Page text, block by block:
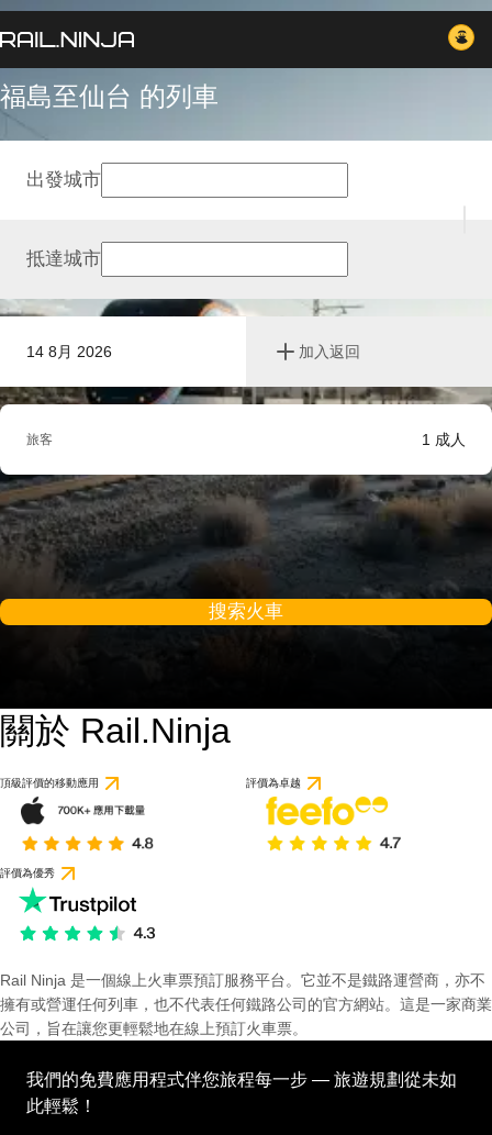
福島至仙台 的列車
14 8月 2026 加入返回
出發城市
抵達城市
旅客 1 成人
搜索火車
關於 Rail.Ninja
頂級評價的移動應用 評價為卓越
評價為優秀
Rail Ninja 是一個線上火車票預訂服務平台。它並不是鐵路運營商，亦不
擁有或營運任何列車，也不代表任何鐵路公司的官方網站。這是一家商業
公司，旨在讓您更輕鬆地在線上預訂火車票。
我們的免費應用程式伴您旅程每一步 — 旅遊規劃從未如
此輕鬆！